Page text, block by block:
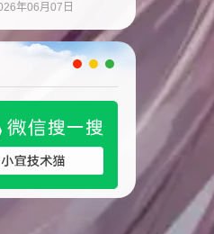
年06月07日